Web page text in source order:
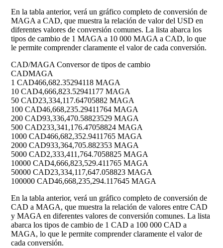
En la tabla anterior, verá un gráfico completo de conversión de
MAGA a CAD, que muestra la relación de valor del USD en
diferentes valores de conversión comunes. La lista abarca los
tipos de cambio de 1 MAGA a 10 000 MAGA a CAD, lo que
le permite comprender claramente el valor de cada conversión.
CAD/MAGA Conversor de tipos de cambio
CADMAGA
1 CAD466,682.35294118 MAGA
10 CAD4,666,823.52941177 MAGA
50 CAD23,334,117.64705882 MAGA
100 CAD46,668,235.29411764 MAGA
200 CAD93,336,470.58823529 MAGA
500 CAD233,341,176.47058824 MAGA
1000 CAD466,682,352.9411765 MAGA
2000 CAD933,364,705.882353 MAGA
5000 CAD2,333,411,764.7058825 MAGA
10000 CAD4,666,823,529.411765 MAGA
50000 CAD23,334,117,647.058823 MAGA
100000 CAD46,668,235,294.117645 MAGA
En la tabla anterior, verá un gráfico completo de conversión de
CAD a MAGA, que muestra la relación de valores entre CAD
y MAGA en diferentes valores de conversión comunes. La lista
abarca los tipos de cambio de 1 CAD a 100 000 CAD a
MAGA, lo que le permite comprender claramente el valor de
cada conversión.